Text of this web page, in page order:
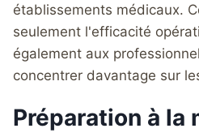
établissements médicaux.
seulement l'efficacité
également aux
concentrer davantage sur
Préparation à la